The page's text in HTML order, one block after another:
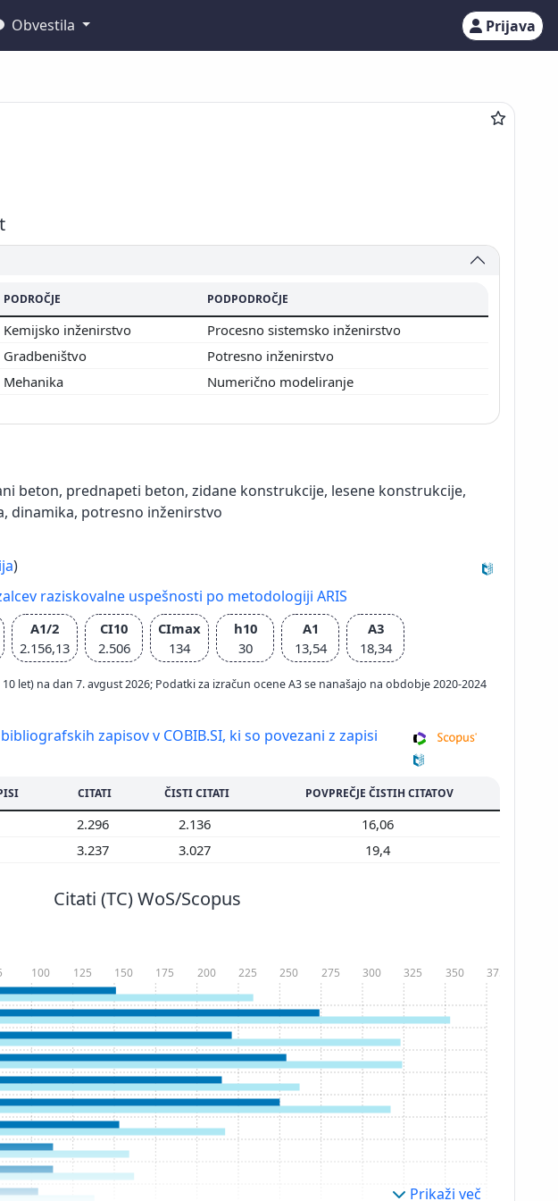
Obvestila Prijava
PODROČJE PODPODROČJE
Kemijsko inženirstvo
Procesno sistemsko inženirstvo
Gradbeništvo
Potresno inženirstvo
Mehanika Numerično modeliranje
beton, prednapeti beton, zidane konstrukcije, lesene konstrukcije,
dinamika, potresno inženirstvo
)
raziskovalne uspešnosti po metodologiji ARIS
A1/2
2.156,13
CI10
2.506
CImax
134
h10
30
A1
13,54
A3
18,34
let) na dan 7. avgust 2026; Podatki za izračun ocene A3 se nanašajo na obdobje 2020-2024
zapisov v COBIB.SI, ki so povezani z zapisi
CITATI ČISTI CITATI POVPREČJE ČISTIH CITATOV
2.296 2.136
16,06
3.237 3.027 19,4
Citati (TC) WoS/Scopus
100 125 150 175 200 225 250 275 300 325 350 375
Prikaži več